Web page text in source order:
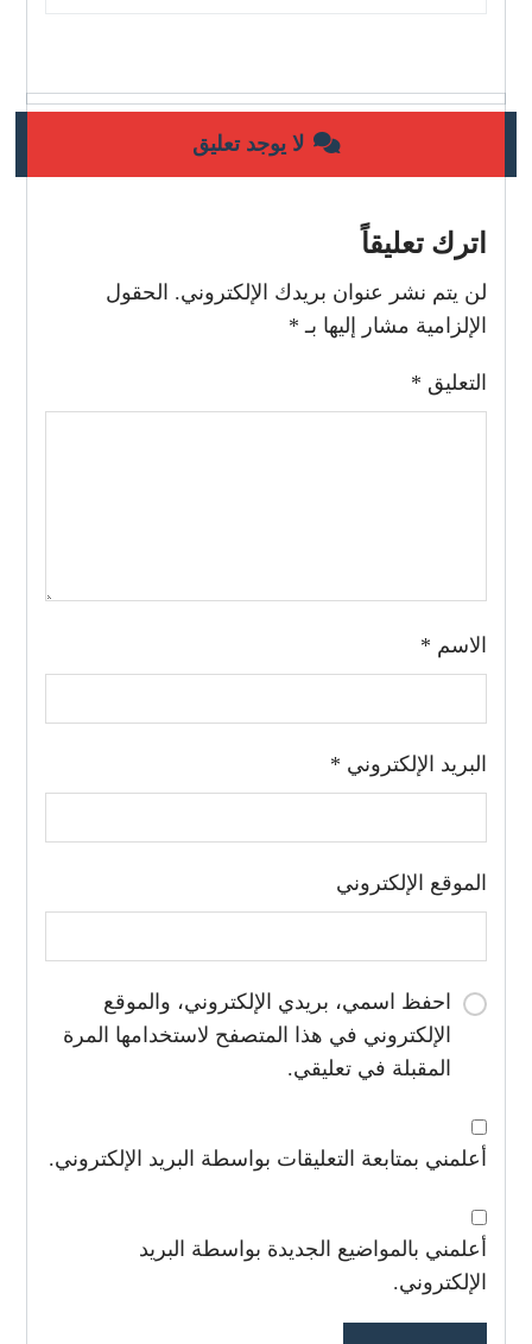
لا يوجد تعليق
اترك تعليقاً
لن يتم نشر عنوان بريدك الإلكتروني. الحقول
الإلزامية مشار إليها بـ *
التعليق *
الاسم *
البريد الإلكتروني *
الموقع الإلكتروني
احفظ اسمي، بريدي الإلكتروني، والموقع
الإلكتروني في هذا المتصفح لاستخدامها المرة
المقبلة في تعليقي.
أعلمني بمتابعة التعليقات بواسطة البريد الإلكتروني.
أعلمني بالمواضيع الجديدة بواسطة البريد
الإلكتروني.